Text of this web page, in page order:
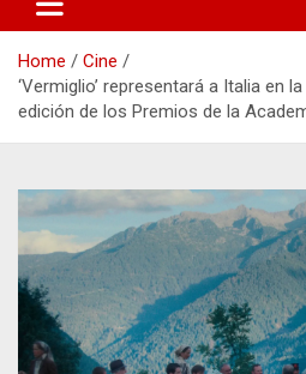
Home
Cine
‘Vermiglio’ representará a Italia en
edición de los Premios de la